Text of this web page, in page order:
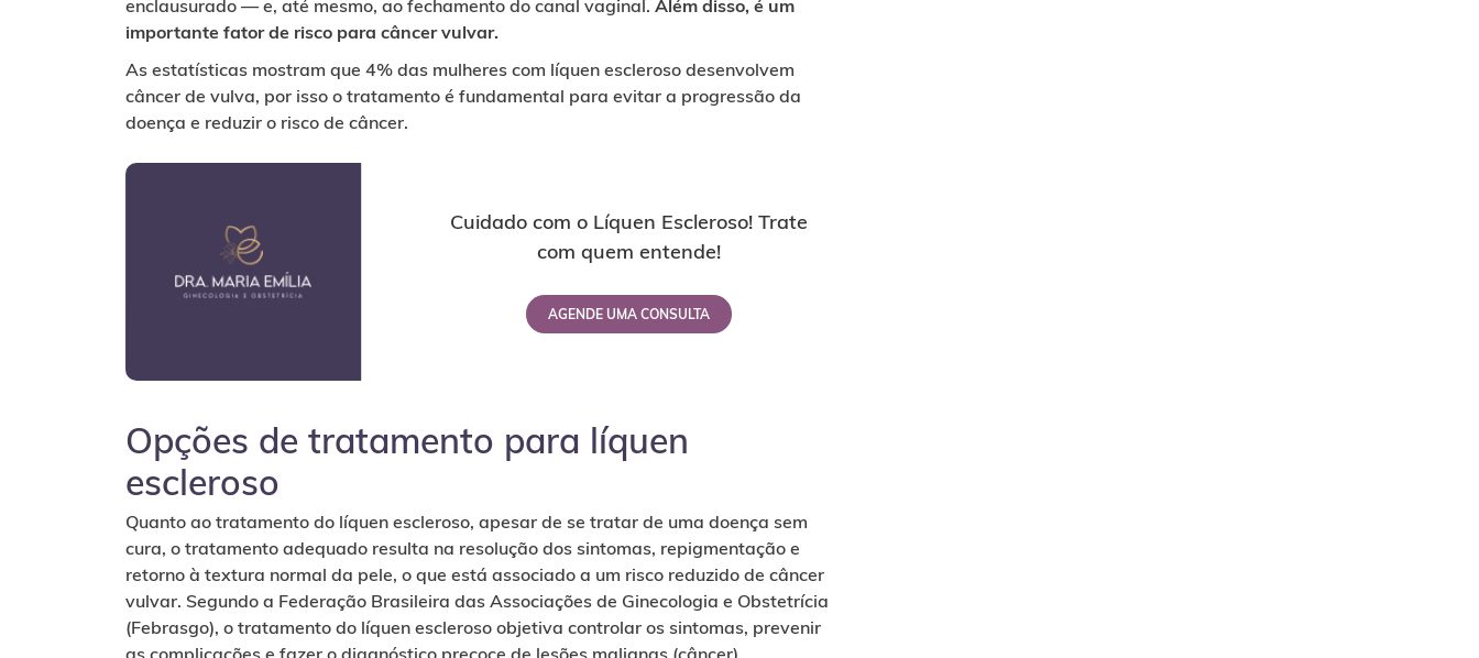
enclausurado — e, até mesmo, ao fechamento do canal vaginal. Além disso, é um
importante fator de risco para câncer vulvar.
As estatísticas mostram que 4% das mulheres com líquen escleroso desenvolvem
câncer de vulva, por isso o tratamento é fundamental para evitar a progressão da
doença e reduzir o risco de câncer.
Cuidado com o Líquen Escleroso! Trate
com quem entende!
AGENDE UMA CONSULTA
Opções de tratamento para líquen
escleroso
Quanto ao tratamento do líquen escleroso, apesar de se tratar de uma doença sem
cura, o tratamento adequado resulta na resolução dos sintomas, repigmentação e
retorno à textura normal da pele, o que está associado a um risco reduzido de câncer
vulvar. Segundo a Federação Brasileira das Associações de Ginecologia e Obstetrícia
(Febrasgo), o tratamento do líquen escleroso objetiva controlar os sintomas, prevenir